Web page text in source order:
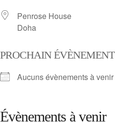
Penrose House
Doha
PROCHAIN ÉVÈNEMENT
Aucuns évènements à venir
Évènements à venir